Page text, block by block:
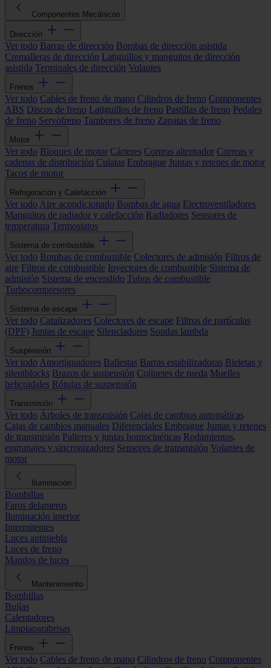
Componentes Mecánicos
Dirección
Ver todo Barras de dirección Bombas de dirección asistida
Cremalleras de dirección Latiguillos y manguitos de dirección
asistida Terminales de dirección Volantes
Frenos
Ver todo Cables de freno de mano Cilindros de freno Componentes
ABS Discos de freno Latiguillos de freno Pastillas de freno Pedales
de freno Servofreno Tambores de freno Zapatas de freno
Motor
Ver todo Bloques de motor Cárteres Correas alternador Correas y
cadenas de distribución Culatas Embrague Juntas y retenes de motor
Tacos de motor
Refrigeración y Calefacción
Ver todo Aire acondicionado Bombas de agua Electroventiladores
Manguitos de radiador y calefacción Radiadores Sensores de
temperatura Termostatos
Sistema de combustible
Ver todo Bombas de combustible Colectores de admisión Filtros de
aire Filtros de combustible Inyectores de combustible Sistema de
admisión Sistema de encendido Tubos de combustible
Turbocompresores
Sistema de escape
Ver todo Catalizadores Colectores de escape Filtros de partículas
(DPF) Juntas de escape Silenciadores Sondas lambda
Suspensión
Ver todo Amortiguadores Ballestas Barras estabilizadoras Bieletas y
silentblocks Brazos de suspensión Cojinetes de rueda Muelles
helicoidales Rótulas de suspensión
Transmisión
Ver todo Árboles de transmisión Cajas de cambios automáticas
Cajas de cambios manuales Diferenciales Embrague Juntas y retenes
de transmisión Palieres y juntas homocinéticas Rodamientos,
engranajes y sincronizadores Sensores de transmisión Volantes de
motor
Iluminación
Bombillas
Faros delanteros
Iluminación interior
Intermitentes
Luces antiniebla
Luces de freno
Mandos de luces
Mantenimiento
Bombillas
Bujías
Calentadores
Limpiaparabrisas
Frenos
Ver todo Cables de freno de mano Cilindros de freno Componentes